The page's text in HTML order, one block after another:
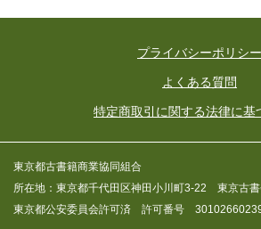
プライバシーポリシー
よくある質問
特定商取引に関する法律に基
東京都古書籍商業協同組合
所在地：東京都千代田区神田小川町3-22 東京古書
東京都公安委員会許可済 許可番号